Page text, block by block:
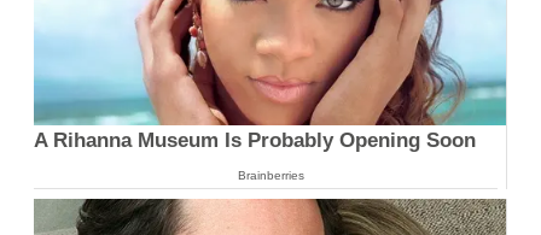
A Rihanna Museum Is Probably Opening Soon
Brainberries